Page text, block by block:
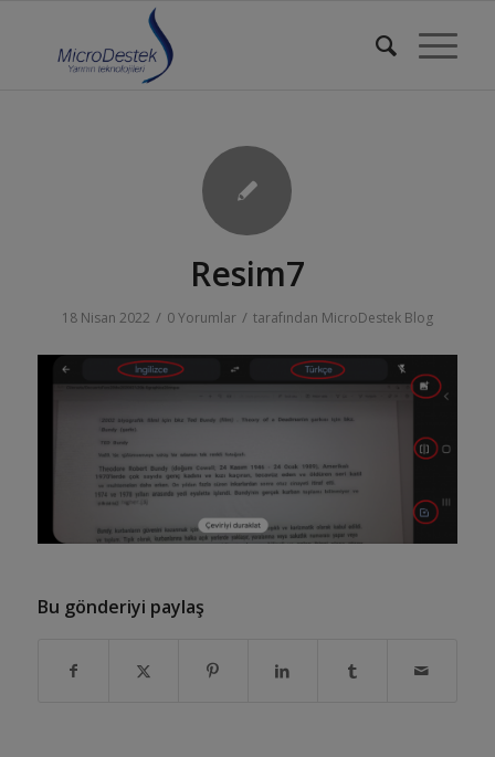
Resim7
18 Nisan 2022 / 0 Yorumlar / tarafından MicroDestek Blog
Bu gönderiyi paylaş